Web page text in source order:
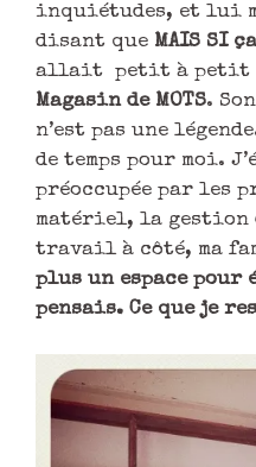
inquiétudes, et lui
disant que MAIS SI
allait petit à petit
Magasin de MOTS.
n’est pas une
de temps pour moi.
préoccupée par les
matériel, la gestion
travail à côté, ma
plus un espace pour
pensais. Ce que je